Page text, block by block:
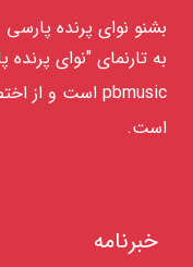
بشنو نوای پرنده پارسی
به تارنمای "نوای
است.
خبرنامه